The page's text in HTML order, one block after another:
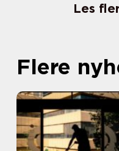
Les
Flere